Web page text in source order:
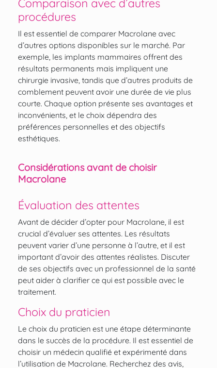
Comparaison avec d’autres
procédures
Il est essentiel de comparer Macrolane avec
d’autres options disponibles sur le marché. Par
exemple, les implants mammaires offrent des
résultats permanents mais impliquent une
chirurgie invasive, tandis que d’autres produits de
comblement peuvent avoir une durée de vie plus
courte. Chaque option présente ses avantages et
inconvénients, et le choix dépendra des
préférences personnelles et des objectifs
esthétiques.
Considérations avant de choisir
Macrolane
Évaluation des attentes
Avant de décider d’opter pour Macrolane, il est
crucial d’évaluer ses attentes. Les résultats
peuvent varier d’une personne à l’autre, et il est
important d’avoir des attentes réalistes. Discuter
de ses objectifs avec un professionnel de la santé
peut aider à clarifier ce qui est possible avec le
traitement.
Choix du praticien
Le choix du praticien est une étape déterminante
dans le succès de la procédure. Il est essentiel de
choisir un médecin qualifié et expérimenté dans
l’utilisation de Macrolane. Recherchez des avis,